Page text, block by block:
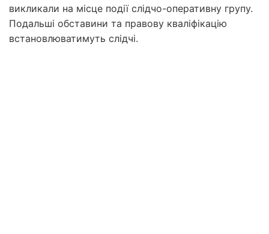
викликали на місце події слідчо-оперативну групу.
Подальші обставини та правову кваліфікацію
встановлюватимуть слідчі.